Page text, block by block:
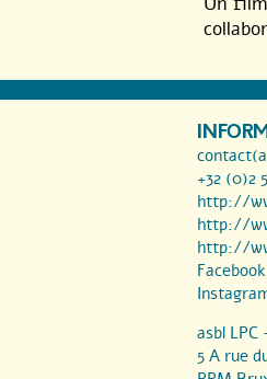
+32 (0)2
http://
http://
http://
asbl LPC
5 A rue